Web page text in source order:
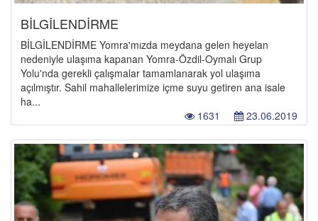
BİLGİLENDİRME
BİLGİLENDİRME Yomra'mızda meydana gelen heyelan
nedeniyle ulaşıma kapanan Yomra-Özdil-Oymalı Grup
Yolu'nda gerekli çalışmalar tamamlanarak yol ulaşıma
açılmıştır. Sahil mahallelerimize içme suyu getiren ana isale
ha...
23.06.2019
1631